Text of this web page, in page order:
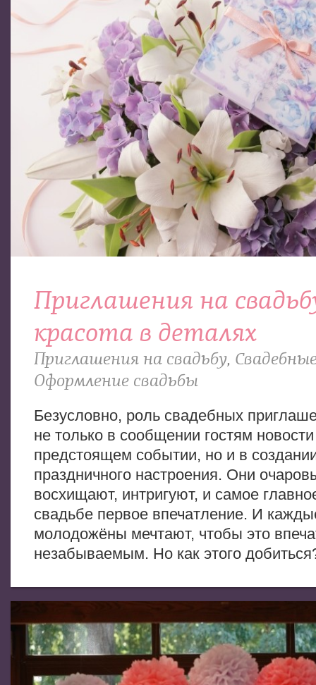
Приглашения на
красота в деталях
Приглашения на свадьбу,
Оформление свадьбы
Безусловно, роль свадебных
не только в сообщении гостям
предстоящем событии, но и в
праздничного настроения. Они
восхищают, интригуют, и самое
свадьбе первое впечатление. И
молодожёны мечтают, чтобы это
незабываемым. Но как этого